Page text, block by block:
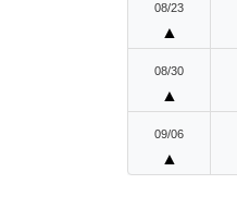
08/23
▲
08/30
▲
09/06
▲